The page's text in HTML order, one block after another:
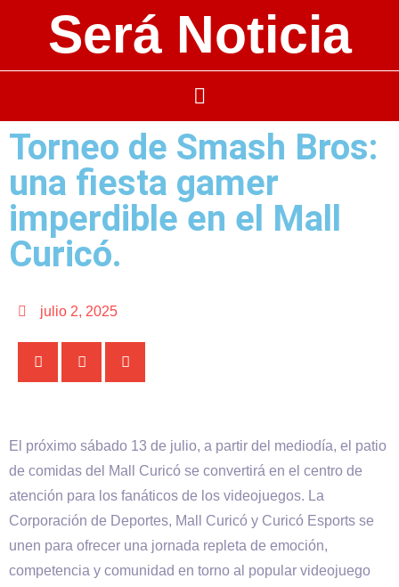
Será Noticia
Torneo de Smash Bros:
una fiesta gamer
imperdible en el Mall
Curicó.
julio 2, 2025
El próximo sábado 13 de julio, a partir del mediodía, el patio
de comidas del Mall Curicó se convertirá en el centro de
atención para los fanáticos de los videojuegos. La
Corporación de Deportes, Mall Curicó y Curicó Esports se
unen para ofrecer una jornada repleta de emoción,
competencia y comunidad en torno al popular videojuego